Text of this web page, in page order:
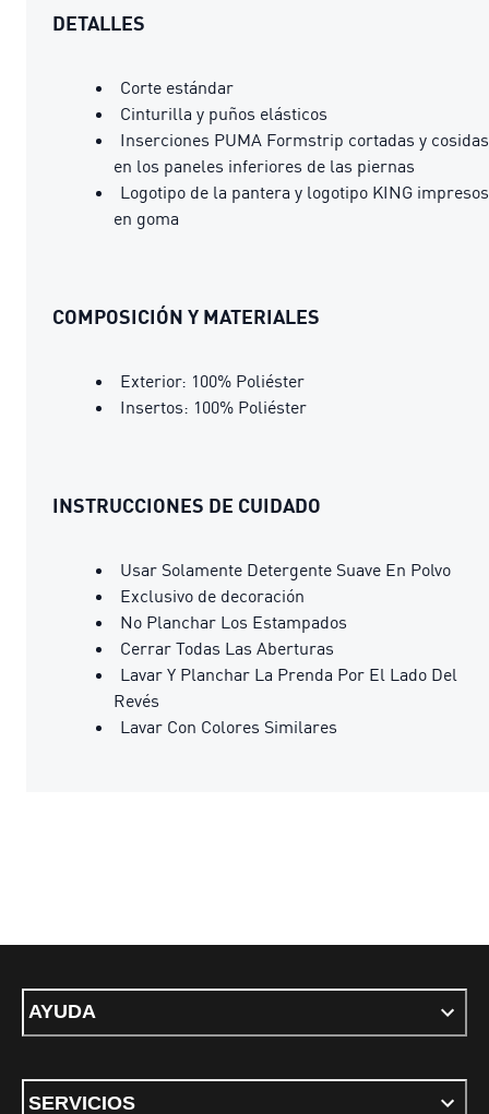
DETALLES
Corte estándar
Cinturilla y puños elásticos
Inserciones PUMA Formstrip cortadas y cosidas
en los paneles inferiores de las piernas
Logotipo de la pantera y logotipo KING impresos
en goma
COMPOSICIÓN Y MATERIALES
Exterior: 100% Poliéster
Insertos: 100% Poliéster
INSTRUCCIONES DE CUIDADO
Usar Solamente Detergente Suave En Polvo
Exclusivo de decoración
No Planchar Los Estampados
Cerrar Todas Las Aberturas
Lavar Y Planchar La Prenda Por El Lado Del
Revés
Lavar Con Colores Similares
AYUDA
SERVICIOS